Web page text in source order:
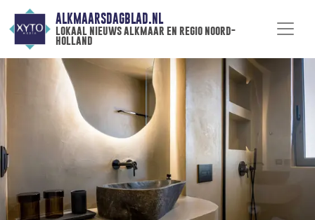
ALKMAARSDAGBLAD.NL
lokaal nieuws alkmaar en regio noord-
holland